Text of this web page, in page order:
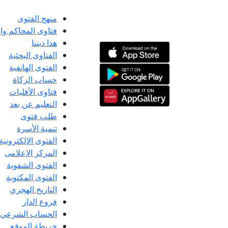
منهج الفتوى
فتاوى المحاكم
هذا ديننا
الفتاوى البحثية
الفتوى الهاتفية
حساب الزكاة
فتاوى الأقليات
التعليم عن بعد
طلب فتوى
تنمية الأسرة
الفتوى الإلكترونية
المركز الإعلامى
الفتوى الشفوية
الفتوى المكتوبة
التاريخ الهجري
فروع الدار
الحساب الشرعي